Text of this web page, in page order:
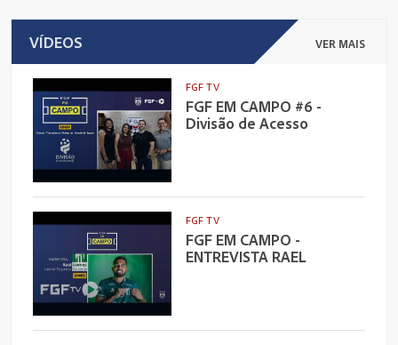
VÍDEOS VER MAIS
FGF TV
FGF EM CAMPO #6 -
Divisão de Acesso
FGF TV
FGF EM CAMPO -
ENTREVISTA RAEL